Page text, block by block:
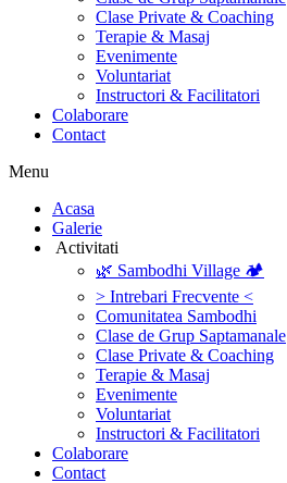
Clase Private & Coaching
Terapie & Masaj
‎Evenimente
Voluntariat
‏‏‎Instructori & Facilitatori
Colaborare
Contact
Menu
‎Acasa
Galerie
‎ ‎Activitati‎
🌿 Sambodhi Village 🏕️
> Intrebari Frecvente <
Comunitatea Sambodhi
Clase de Grup Saptamanale
Clase Private & Coaching
Terapie & Masaj
‎Evenimente
Voluntariat
‏‏‎Instructori & Facilitatori
Colaborare
Contact